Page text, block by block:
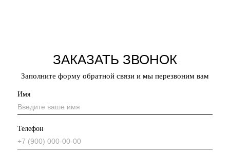
ЗАКАЗАТЬ ЗВОНОК
Заполните форму обратной связи и мы перезвоним вам
Имя
Телефон